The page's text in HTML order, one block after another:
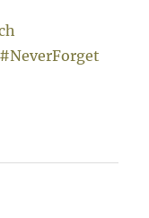
#NeverForget